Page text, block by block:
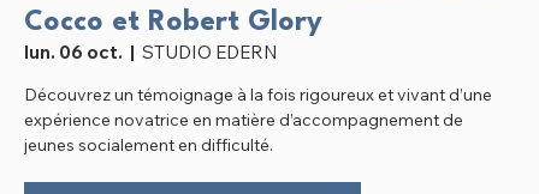
Cocco et Robert Glory
lun. 06 oct.
  |
STUDIO EDERN
Découvrez un témoignage à la fois rigoureux et vivant d’une
expérience novatrice en matière d’accompagnement de
jeunes socialement en difficulté.